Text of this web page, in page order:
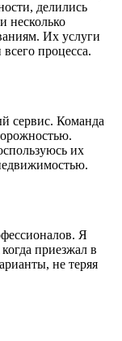
делились
несколько
Их услуги
процесса.
сервис. Команда
их
Я
приезжал в
не теряя